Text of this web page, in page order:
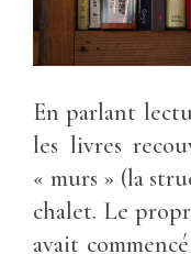
En parlant
les livres
« murs » (la
chalet. Le
avait